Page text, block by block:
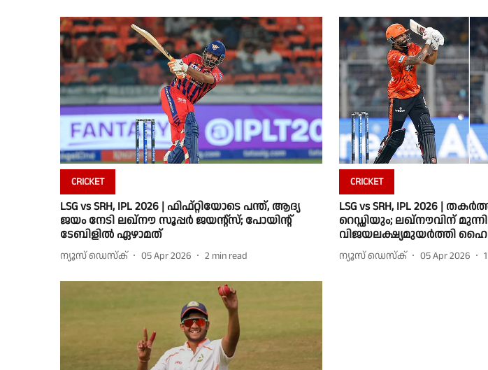
CRICKET
LSG vs SRH, IPL 2026 | ഫിഫ്റ്റിയോടെ പന്ത്, ആദ്യ
ജയം നേടി ലഖ്നൗ സൂപ്പർ ജയൻ്റ്സ്; പോയിൻ്റ്
ടേബിളിൽ ഏഴാമത്
ന്യൂസ് ഡെസ്ക് 05 Apr 2026 2 min read
CRICKET
LSG vs SRH, IPL 2026 |
റെഡ്ഡിയും; ലഖ്നൗവിന്
വിജയലക്ഷ്യമുയർത്തി
ന്യൂസ് ഡെസ്ക് 05 Apr 2026 1